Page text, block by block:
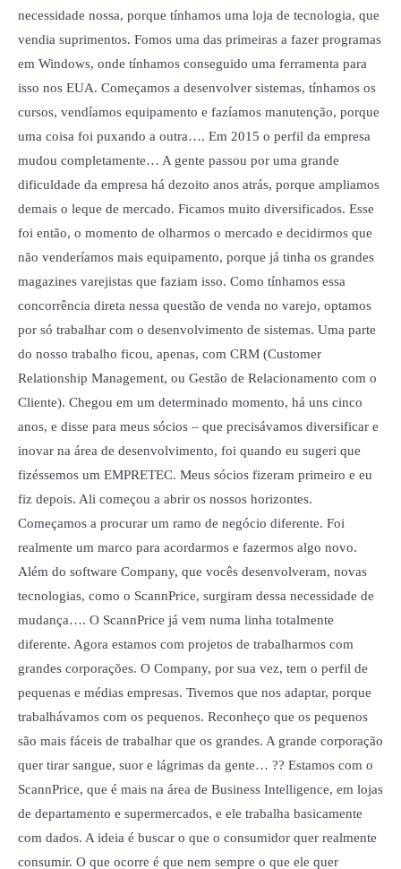
necessidade nossa, porque tínhamos uma loja de tecnologia, que
vendia suprimentos. Fomos uma das primeiras a fazer programas
em Windows, onde tínhamos conseguido uma ferramenta para
isso nos EUA. Começamos a desenvolver sistemas, tínhamos os
cursos, vendíamos equipamento e fazíamos manutenção, porque
uma coisa foi puxando a outra…. Em 2015 o perfil da empresa
mudou completamente… A gente passou por uma grande
dificuldade da empresa há dezoito anos atrás, porque ampliamos
demais o leque de mercado. Ficamos muito diversificados. Esse
foi então, o momento de olharmos o mercado e decidirmos que
não venderíamos mais equipamento, porque já tinha os grandes
magazines varejistas que faziam isso. Como tínhamos essa
concorrência direta nessa questão de venda no varejo, optamos
por só trabalhar com o desenvolvimento de sistemas. Uma parte
do nosso trabalho ficou, apenas, com CRM (Customer
Relationship Management, ou Gestão de Relacionamento com o
Cliente). Chegou em um determinado momento, há uns cinco
anos, e disse para meus sócios – que precisávamos diversificar e
inovar na área de desenvolvimento, foi quando eu sugeri que
fizéssemos um EMPRETEC. Meus sócios fizeram primeiro e eu
fiz depois. Ali começou a abrir os nossos horizontes.
Começamos a procurar um ramo de negócio diferente. Foi
realmente um marco para acordarmos e fazermos algo novo.
Além do software Company, que vocês desenvolveram, novas
tecnologias, como o ScannPrice, surgiram dessa necessidade de
mudança…. O ScannPrice já vem numa linha totalmente
diferente. Agora estamos com projetos de trabalharmos com
grandes corporações. O Company, por sua vez, tem o perfil de
pequenas e médias empresas. Tivemos que nos adaptar, porque
trabalhávamos com os pequenos. Reconheço que os pequenos
são mais fáceis de trabalhar que os grandes. A grande corporação
quer tirar sangue, suor e lágrimas da gente… ?? Estamos com o
ScannPrice, que é mais na área de Business Intelligence, em lojas
de departamento e supermercados, e ele trabalha basicamente
com dados. A ideia é buscar o que o consumidor quer realmente
consumir. O que ocorre é que nem sempre o que ele quer